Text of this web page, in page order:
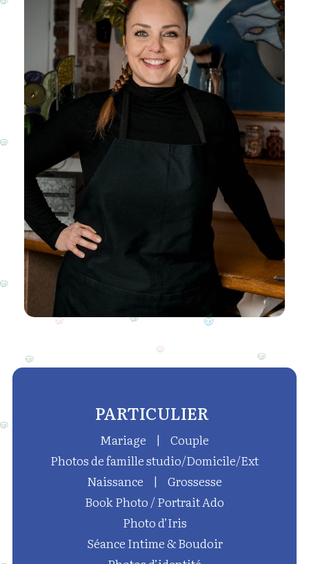
PARTICULIER
Mariage |
Couple
Photos de famille studio/Domicile/Ext
Naissance
|
Grossesse
Book Photo / Portrait Ado
Photo d’Iris
Séance Intime & Boudoir